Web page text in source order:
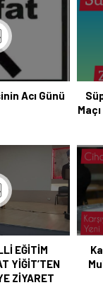
Acı Günü
EĞİTİM
YİĞİT’TEN
ZİYARET